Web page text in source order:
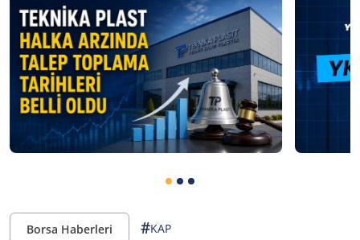
Borsa Haberleri #KAP